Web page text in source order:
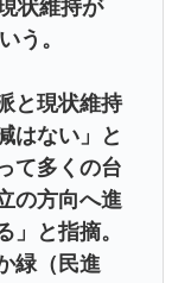
状維持が
う。
と現状維持
はない」と
て多くの台
の方向へ進
」と指摘。
緑（民進